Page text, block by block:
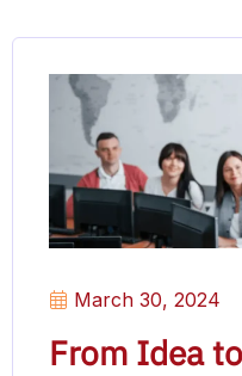
March 30, 2024
From Idea